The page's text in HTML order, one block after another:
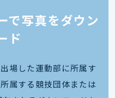
で写真をダウン
ド
場した運動部に所属す
属する競技団体または